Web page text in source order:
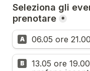
Seleziona gli
prenotare *
A 06.05 ore
B
13.05 ore